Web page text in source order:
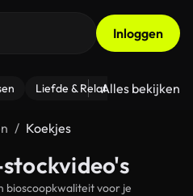
Inloggen
Liefde & Relaties - Fitness
Alles bekijken
Koekjes
bioscoopkwaliteit voor je